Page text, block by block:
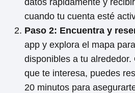
cuando tu cuenta esté
Paso 2: Encuentra y
app y explora el mapa
disponibles a tu
que te interesa, puedes
20 minutos para